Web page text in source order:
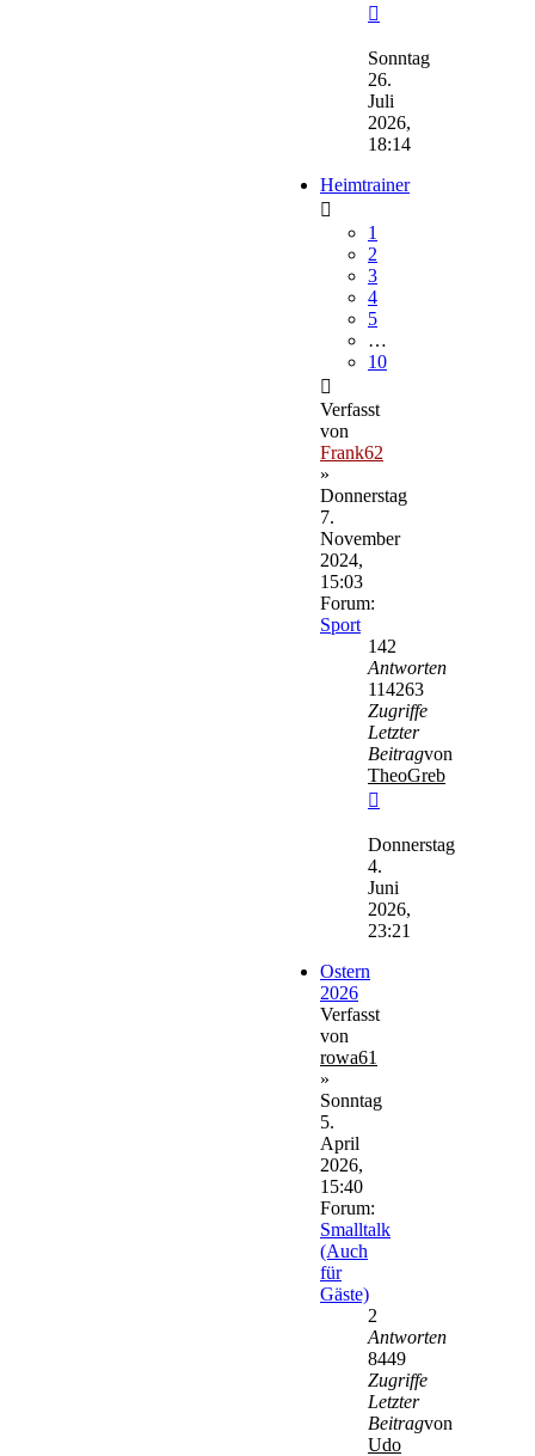
Beitrag
Sonntag
26.
Juli
2026,
18:14
Heimtrainer
1
2
3
4
5
…
10
Verfasst
von
Frank62
»
Donnerstag
7.
November
2024,
15:03
Forum:
Sport
142
Antworten
114263
Zugriffe
Letzter
Beitragvon
TheoGreb
Beitrag
Donnerstag
4.
Juni
2026,
23:21
Ostern
2026
Verfasst
von
rowa61
»
Sonntag
5.
April
2026,
15:40
Forum:
Smalltalk
(Auch
für
Gäste)
2
Antworten
8449
Zugriffe
Letzter
Beitragvon
Udo